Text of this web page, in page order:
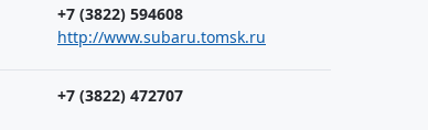
+7 (3822) 594608
http://www.subaru.tomsk.ru
+7 (3822) 472707